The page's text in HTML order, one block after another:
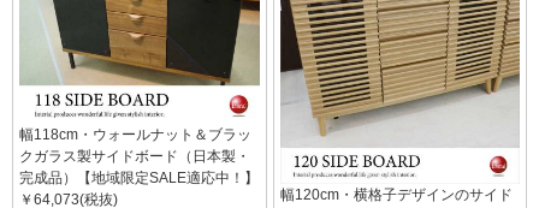
幅118cm・ウォールナット＆ブラッ
クガラス製サイドボード（日本製・
完成品）【地域限定SALE適応中！】
￥64,073(税抜)
幅120cm・横格子デザインのサイド